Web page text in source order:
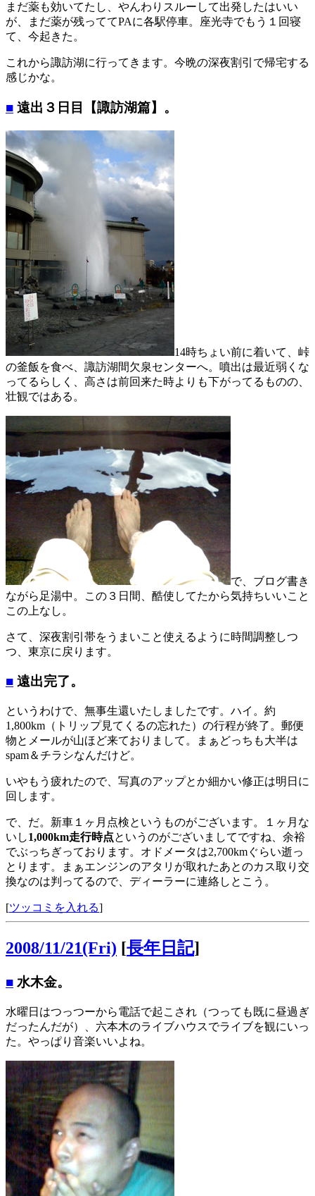
まだ薬も効いてたし、やんわりスルーして出発したはいい
が、まだ薬が残っててPAに各駅停車。座光寺でもう１回寝
て、今起きた。
これから諏訪湖に行ってきます。今晩の深夜割引で帰宅する
感じかな。
■ 遠出３日目【諏訪湖篇】。
14時ちょい前に着いて、峠
の釜飯を食べ、諏訪湖間欠泉センターへ。噴出は最近弱くな
ってるらしく、高さは前回来た時よりも下がってるものの、
壮観ではある。
で、ブログ書き
ながら足湯中。この３日間、酷使してたから気持ちいいこと
この上なし。
さて、深夜割引帯をうまいこと使えるように時間調整しつ
つ、東京に戻ります。
■ 遠出完了。
というわけで、無事生還いたしましたです。ハイ。約
1,800km（トリップ見てくるの忘れた）の行程が終了。郵便
物とメールが山ほど来ておりまして。まぁどっちも大半は
spam＆チラシなんだけど。
いやもう疲れたので、写真のアップとか細かい修正は明日に
回します。
で、だ。新車１ヶ月点検というものがございます。１ヶ月な
いし1,000km走行時点というのがございましてですね、余裕
でぶっちぎっております。オドメータは2,700kmぐらい逝っ
とります。まぁエンジンのアタリが取れたあとのカス取り交
換なのは判ってるので、ディーラーに連絡しとこう。
[ツッコミを入れる]
2008/11/21(Fri) [長年日記]
■ 水木金。
水曜日はつっつーから電話で起こされ（つっても既に昼過ぎ
だったんだが）、六本木のライブハウスでライブを観にいっ
た。やっぱり音楽いいよね。